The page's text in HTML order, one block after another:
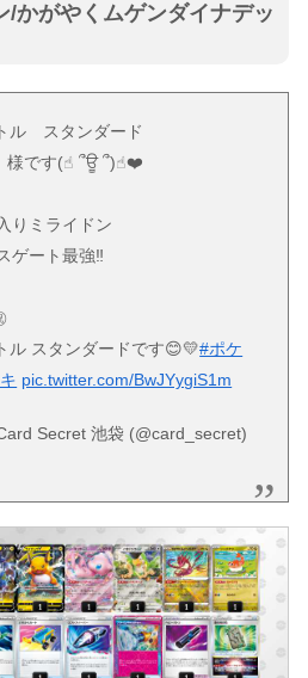
/かがやくムゲンダイナデッ
ル スタンダード
様です(☝︎ ՞ਊ ՞)☝︎❤️
りミライドン
ゲート最強‼️
ル スタンダードです😊💛#ポケ
pic.twitter.com/BwJYygiS1m
Secret 池袋 (@card_secret)